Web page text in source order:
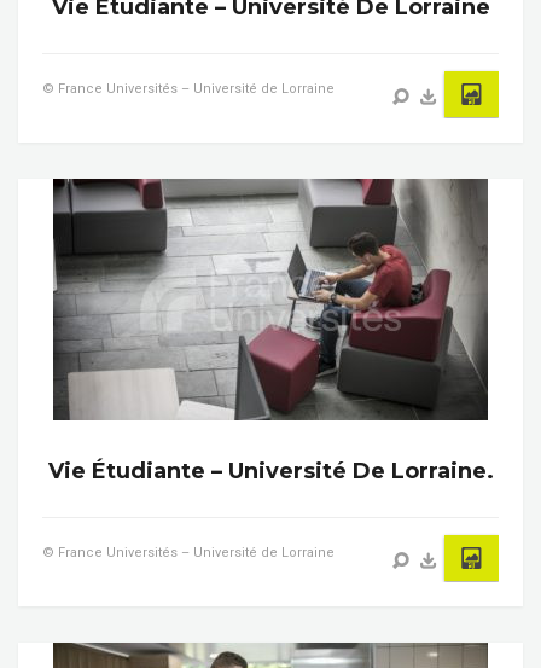
Vie Étudiante – Université De Lorraine
© France Universités – Université de Lorraine
Vie Étudiante – Université De Lorraine.
© France Universités – Université de Lorraine